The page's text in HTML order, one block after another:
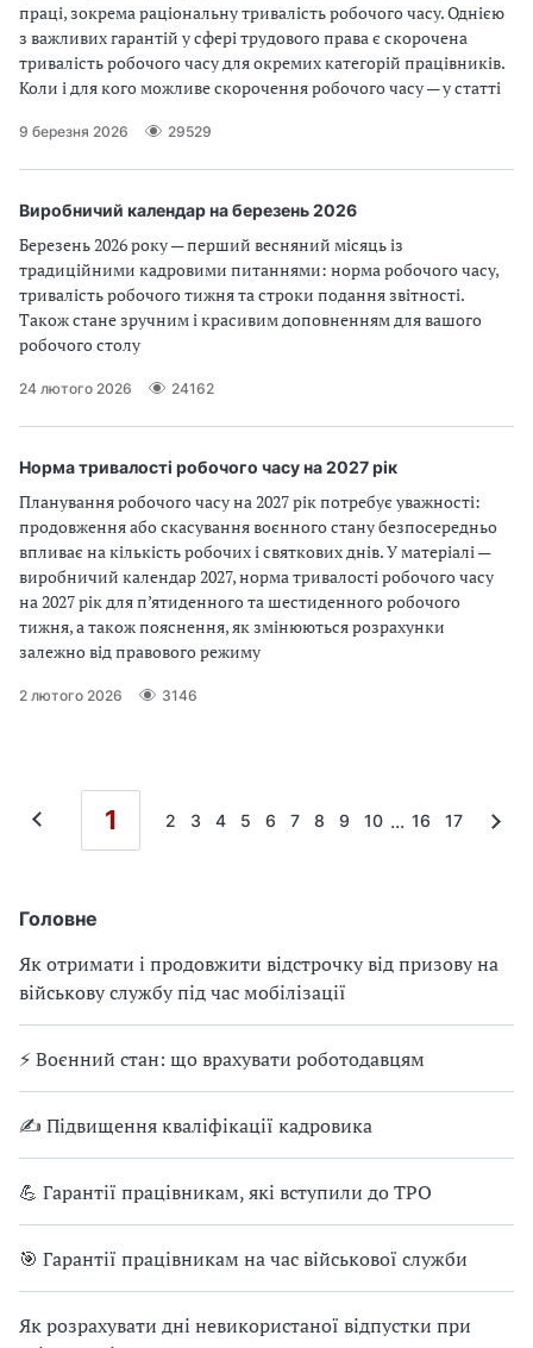
Головне
Як отримати і продовжити відстрочку від призову на
військову службу під час мобілізації
⚡ Воєнний стан: що врахувати роботодавцям
✍ Підвищення кваліфікації кадровика
💪 Гарантії працівникам, які вступили до ТРО
🎯 Гарантії працівникам на час військової служби
Як розрахувати дні невикористаної відпустки при
праці, зокрема раціональну тривалість робочого часу. Однією
з важливих гарантій у сфері трудового права є скорочена
тривалість робочого часу для окремих категорій працівників.
Коли і для кого можливе скорочення робочого часу — у статті
9 березня 2026 29529
Виробничий календар на березень 2026
Березень 2026 року — перший весняний місяць із
традиційними кадровими питаннями: норма робочого часу,
тривалість робочого тижня та строки подання звітності.
Також стане зручним і красивим доповненням для вашого
робочого столу
24 лютого 2026 24162
Норма тривалості робочого часу на 2027 рік
Планування робочого часу на 2027 рік потребує уважності:
продовження або скасування воєнного стану безпосередньо
впливає на кількість робочих і святкових днів. У матеріалі —
виробничий календар 2027, норма тривалості робочого часу
на 2027 рік для п’ятиденного та шестиденного робочого
тижня, а також пояснення, як змінюються розрахунки
залежно від правового режиму
2 лютого 2026 3146
1 2 3 4 5 6 7 8 9 10 ... 16 17